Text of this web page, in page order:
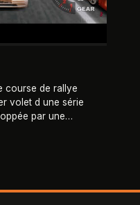
course de rallye
volet d une série
par une